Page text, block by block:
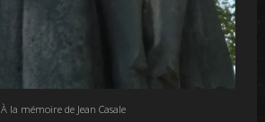
À la mémoire de Jean Casale